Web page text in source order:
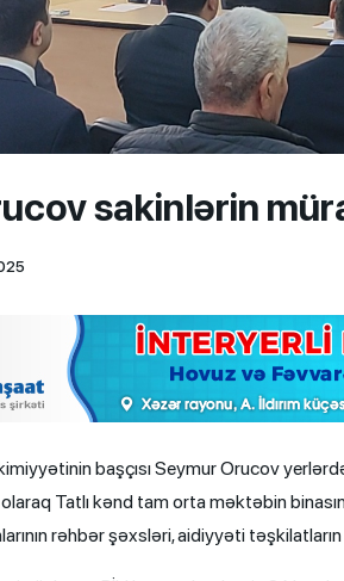
sakinlərin
başçısı Seymur Orucov
Tatlı kənd tam orta məktəbin
rəhbər şəxsləri, aidiyyəti